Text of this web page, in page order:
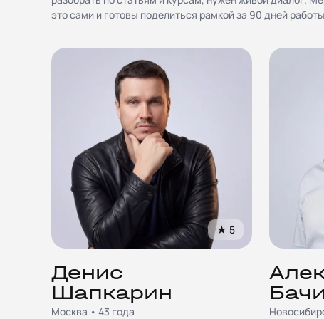
это сами и готовы поделиться рамкой за 90 дней
★ 5
Денис
Шапкарин
Москва • 43 года